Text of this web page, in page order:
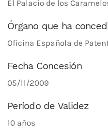
El Palacio de los
Órgano que ha
Oficina Española de
Fecha Concesión
05/11/2009
Período de Validez
10 años